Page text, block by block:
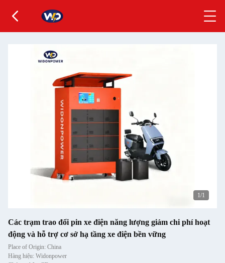
1/1
Các trạm trao đổi pin xe điện năng lượng giảm chi phí hoạt
động và hỗ trợ cơ sở hạ tầng xe điện bền vững
Place of Origin: China
Hàng hiệu: Widonpower